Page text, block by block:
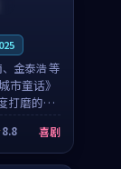
金泰浩 等
市童话》
打磨的喜
的取景与
围相互成
金泰浩的
8.8 喜剧